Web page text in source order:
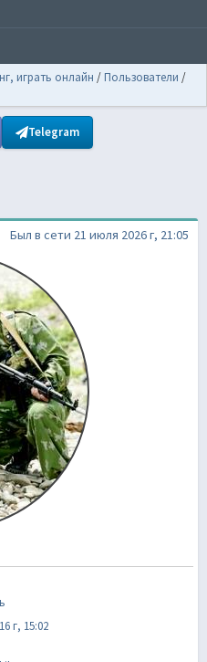
играть онлайн / Пользователи /
Telegram
Был в сети 21 июля 2026 г, 21:05
г, 15:02